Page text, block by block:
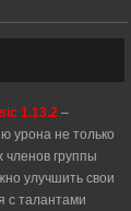
1.13.2 –
урона не только
членов группы
улучшить свои
с талантами